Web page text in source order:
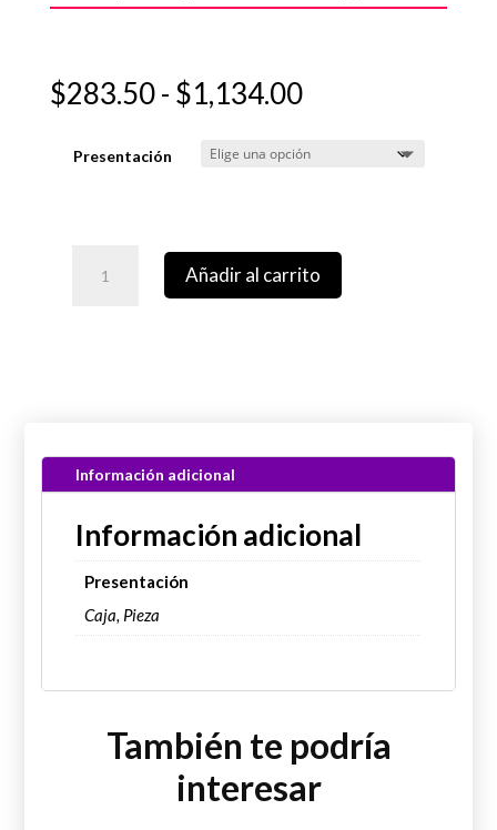
$283.50- $1,134.00Rango
precios:
desde
$1,134.00
Presentación
Añadir al carrito
Información adicional
Información adicional
Presentación
Caja, Pieza
También te podría
interesar